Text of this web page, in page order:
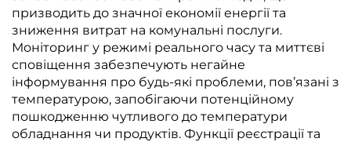
призводить до значної економії енергії та
зниження витрат на комунальні послуги.
Моніторинг у режимі реального часу та миттєві
сповіщення забезпечують негайне
інформування про будь-які проблеми, пов’язані з
температурою, запобігаючи потенційному
пошкодженню чутливого до температури
обладнання чи продуктів. Функції реєстрації та